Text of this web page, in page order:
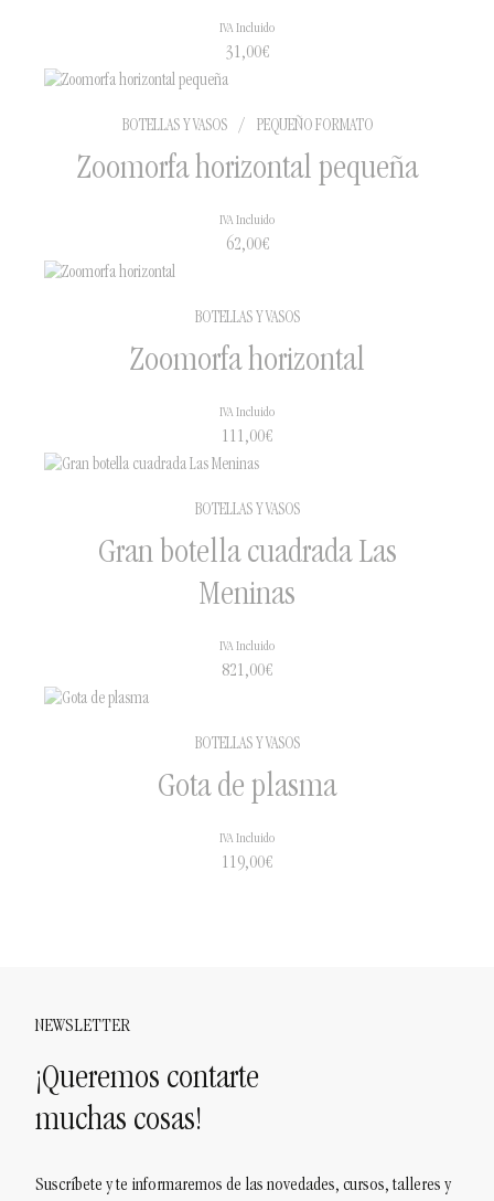
31,00€
IVA Incluido
BOTELLAS Y VASOS / PEQUEÑO FORMATO
Zoomorfa horizontal pequeña
62,00€
IVA Incluido
BOTELLAS Y VASOS
Zoomorfa horizontal
111,00€
IVA Incluido
BOTELLAS Y VASOS
Gran botella cuadrada Las
Meninas
821,00€
IVA Incluido
BOTELLAS Y VASOS
Gota de plasma
119,00€
IVA Incluido
NEWSLETTER
¡Queremos contarte
muchas cosas!
Suscríbete y te informaremos de las novedades, cursos, talleres y